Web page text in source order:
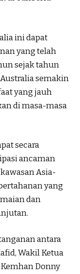
ini dapat
yang telah
sejak tahun
semakin
yang jauh
di masa-masa
secara
ancaman
Asia-
yang
dan
antara
Wakil Ketua
Donny